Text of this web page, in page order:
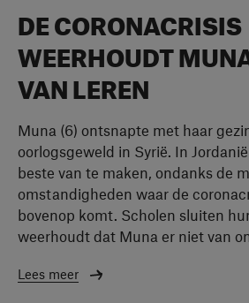
DE CORONACRISIS
WEERHOUDT
VAN LEREN
Muna (6) ontsnapte met haar
oorlogsgeweld in Syrië. In
beste van te maken, ondanks de
omstandigheden waar de
bovenop komt. Scholen sluiten
weerhoudt dat Muna er niet van
Lees meer